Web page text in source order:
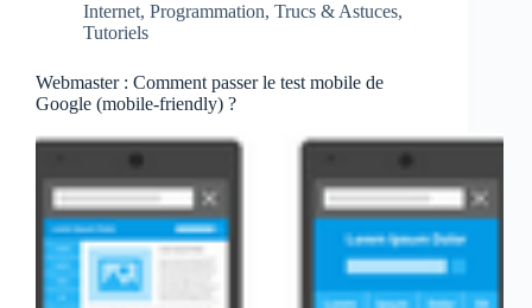
Internet, Programmation, Trucs & Astuces,
Tutoriels
Webmaster : Comment passer le test mobile de
Google (mobile-friendly) ?